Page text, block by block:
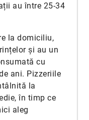
au între 25-34
la domiciliu,
și au un
cu
ani. Pizzeriile
la
în timp ce
aleg